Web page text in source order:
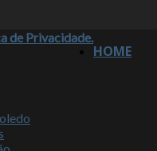
de Privacidade.
HOME